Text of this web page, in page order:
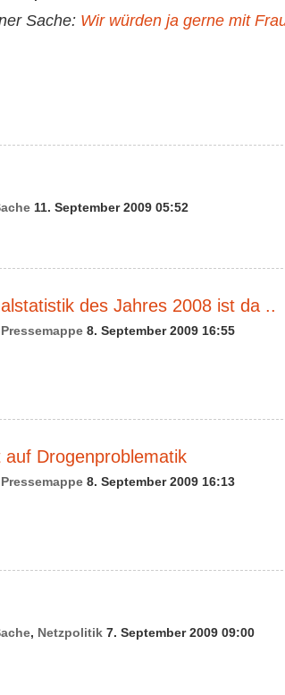
Sache: Wir würden ja gerne mit
11. September 2009 05:52
des Jahres 2008 ist da ..
Pressemappe 8. September 2009 16:55
Drogenproblematik
Pressemappe 8. September 2009 16:13
, Netzpolitik 7. September 2009 09:00